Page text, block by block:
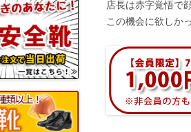
店長は赤字覚悟で
この機会に欲しか